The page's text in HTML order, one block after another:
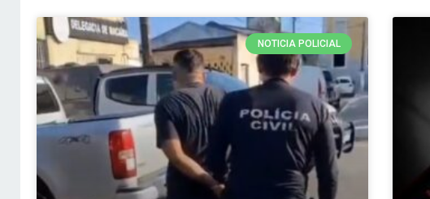
NOTICIA POLICIAL